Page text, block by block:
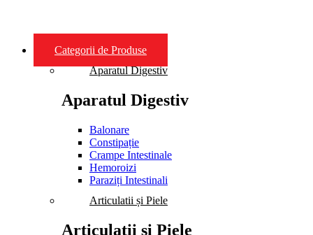
Categorii de Produse
Aparatul Digestiv
Aparatul Digestiv
Balonare
Constipație
Crampe Intestinale
Hemoroizi
Paraziți Intestinali
Articulatii și Piele
Articulații și Piele